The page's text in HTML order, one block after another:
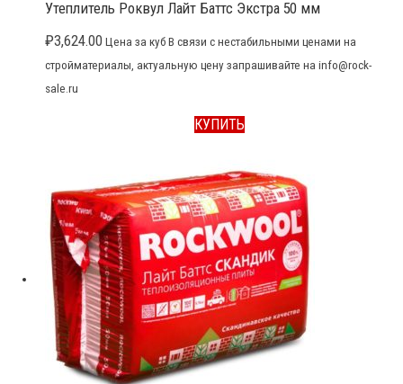
Утеплитель Роквул Лайт Баттс Экстра 50 мм
₽3,624.00 Цена за куб В связи с нестабильными ценами на
стройматериалы, актуальную цену запрашивайте на info@rock-
sale.ru
КУПИТЬ